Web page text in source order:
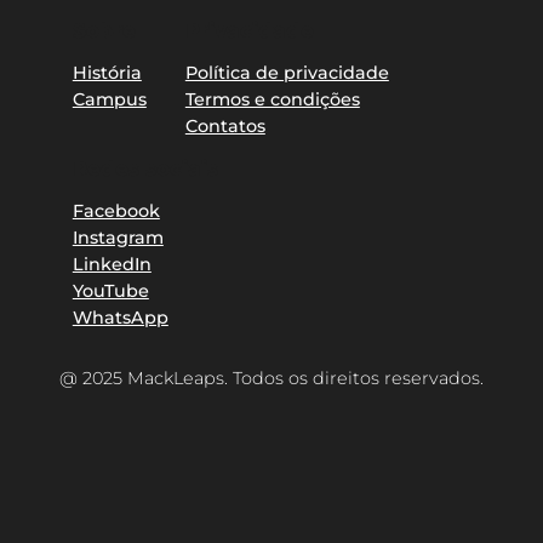
História
Campus
Política de privacidade
Termos e condições
Contatos
Facebook
Instagram
LinkedIn
YouTube
WhatsApp
@ 2025 MackLeaps. Todos os direitos reservados.